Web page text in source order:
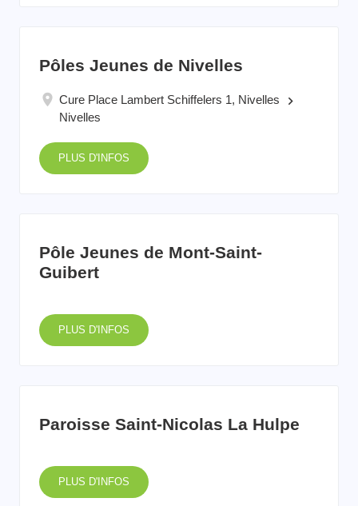
Pôles Jeunes de Nivelles
Cure Place Lambert Schiffelers 1, Nivelles keyboard_arrow_right
Nivelles
PLUS D'INFOS
Pôle Jeunes de Mont-Saint-
Guibert
PLUS D'INFOS
Paroisse Saint-Nicolas La Hulpe
PLUS D'INFOS